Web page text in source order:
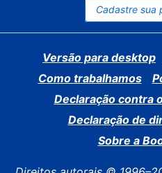
Cadastre sua
Versão para desktop
Como trabalhamos
Declaração contra
Declaração de
Sobre a